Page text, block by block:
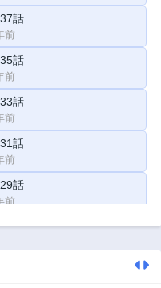
話
前
話
前
話
前
話
前
話
前
話